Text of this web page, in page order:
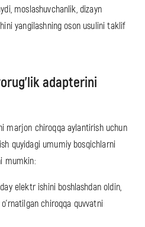
moslashuvchanlik, dizayn
yangilashning oson usulini taklif
adapterini
marjon chiroqqa aylantirish uchun
quyidagi umumiy bosqichlarni
mumkin:
elektr ishini boshlashdan oldin,
chiroqqa quvvatni